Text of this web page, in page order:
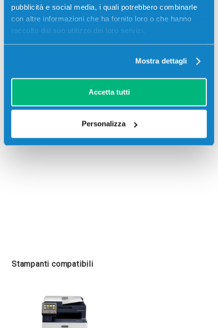
pubblicità e social media, i quali potrebbero combinarle
con altre informazioni che ha fornito loro o che hanno
raccolto dal suo utilizzo dei loro servizi.
Mostra dettagli
Accetta tutti
Personalizza
Stampanti compatibili